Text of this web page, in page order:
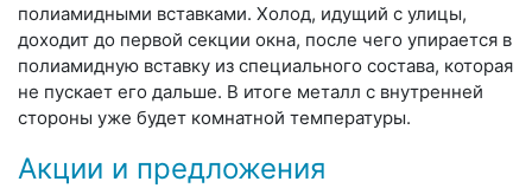
полиамидными вставками. Холод, идущий с улицы,
доходит до первой секции окна, после чего упирается в
полиамидную вставку из специального состава, которая
не пускает его дальше. В итоге металл с внутренней
стороны уже будет комнатной температуры.
Акции и предложения